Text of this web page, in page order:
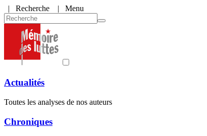
| Recherche | Menu
Actualités
Toutes les analyses de nos auteurs
Chroniques